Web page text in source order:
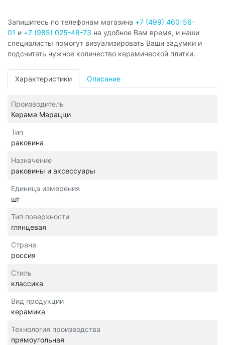
Запишитесь по телефонам магазина +7 (499) 460-56-
01 и +7 (985) 025-48-73 на удобное Вам время, и наши
специалисты помогут визуализировать Ваши задумки и
подсчитать нужное количество керамической плитки.
Характеристики Описание
Производитель
Керама Марацци
Тип
раковина
Назначение
раковины и аксессуары
Единица измерения
шт
Тип поверхности
глянцевая
Страна
россия
Стиль
классика
Вид продукции
керамика
Технология производства
прямоугольная